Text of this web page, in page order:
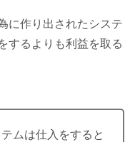
に作り出されたシステ
するよりも利益を取る
ムは仕入をすると